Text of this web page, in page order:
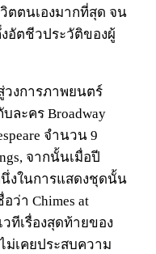
ตตนเองมากที่สุด จน
อัตชีวประวัติของผู้
วงการภาพยนตร์
ละคร Broadway
จำนวน 9
จากนั้นเมื่อปี
นึ่งในการแสดงชุดนั้น
ว่า Chimes at
ทีเรื่องสุดท้ายของ
ม่เคยประสบความ